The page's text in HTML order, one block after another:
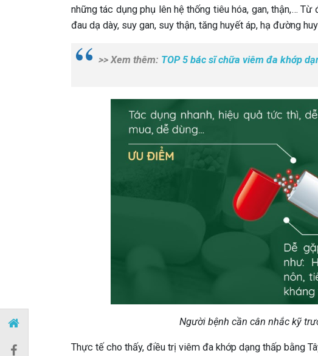
những tác dụng phụ lên hệ thống tiêu hóa, gan, thận,…
đau dạ dày, suy gan, suy thận, tăng huyết áp, hạ đường
>> Xem thêm: TOP 5 bác sĩ chữa viêm đa khớp
Người bệnh cần cân nhắc kỹ
Thực tế cho thấy, điều trị viêm đa khớp dạng thấp bằng